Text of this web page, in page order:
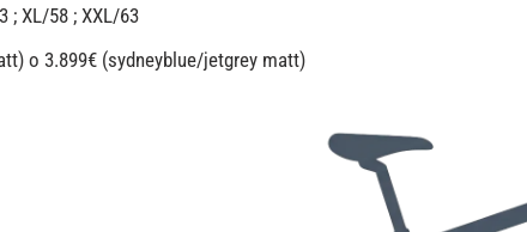
; XL/58 ; XXL/63
o 3.899€ (sydneyblue/jetgrey matt)